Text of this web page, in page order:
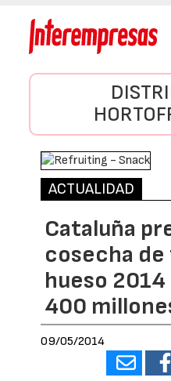
ACTUALIDAD
Cataluña
cosecha
hueso
400
09/05/2014